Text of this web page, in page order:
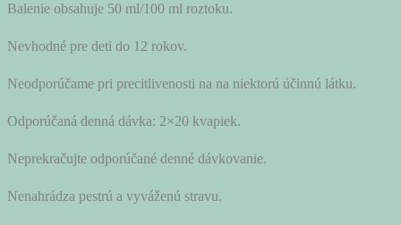
Balenie obsahuje 50 ml/100 ml roztoku.
Nevhodné pre deti do 12 rokov.
Neodporúčame pri precitlivenosti na na niektorú účinnú látku.
Odporúčaná denná dávka: 2×20 kvapiek.
Neprekračujte odporúčané denné dávkovanie.
Nenahrádza pestrú a vyváženú stravu.